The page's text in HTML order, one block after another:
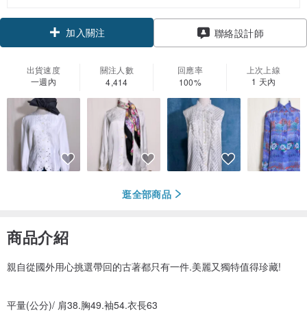
加入關注 聯絡設計師
出貨速度
一週內
關注人數
4,414
回應率
100%
上次上線
1 天內
逛全部商品
商品介紹
親自從國外用心挑選帶回的古著都只有一件.美麗又獨特值得珍藏!
平量(公分)/ 肩38.胸49.袖54.衣長63